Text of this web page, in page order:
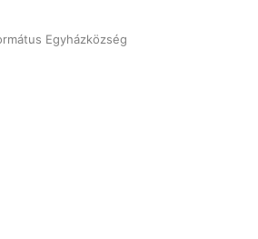
Egyházközség